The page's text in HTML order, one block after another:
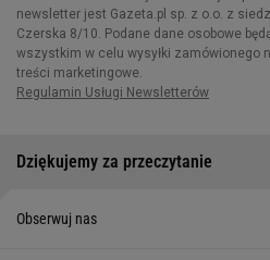
Dziękujemy za przeczytanie
Obserwuj nas